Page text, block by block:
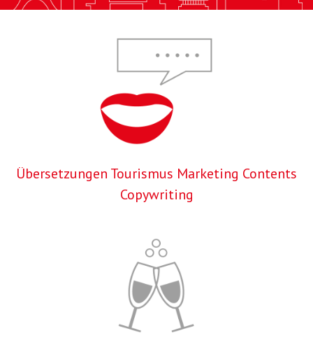
Übersetzungen Tourismus Marketing Contents
Copywriting